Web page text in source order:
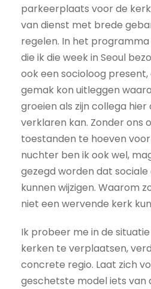
parkeerplaats voor de
van dienst met brede
regelen. In het
die ik die week in Seoul
ook een socioloog
gemak kon uitleggen
groeien als zijn collega
verklaren kan. Zonder ons
toestanden te hoeven
nuchter ben ik ook wel,
gezegd worden dat
kunnen wijzigen. Waarom
niet een wervende kerk
Ik probeer me in de
kerken te verplaatsen,
concrete regio. Laat zich
geschetste model iets van